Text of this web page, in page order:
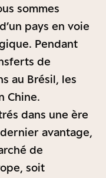
sommes
pays en voie
Pendant
de
au Brésil, les
Chine.
dans une ère
avantage,
de
soit